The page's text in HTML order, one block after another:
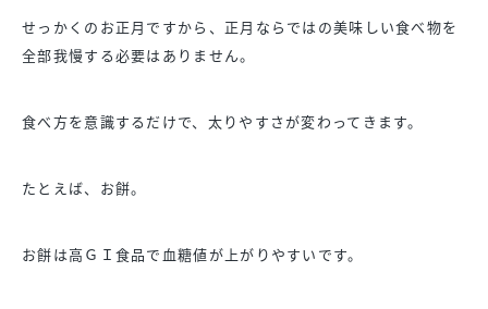
せっかくのお正月ですから、正月ならではの美味しい食べ物を
全部我慢する必要はありません。
食べ方を意識するだけで、太りやすさが変わってきます。
たとえば、お餅。
お餅は高ＧＩ食品で血糖値が上がりやすいです。